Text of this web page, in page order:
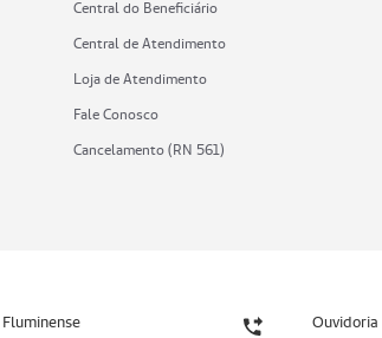
Central do Beneficiário
Central de Atendimento
Loja de Atendimento
Fale Conosco
Cancelamento (RN 561)
Ouvidoria